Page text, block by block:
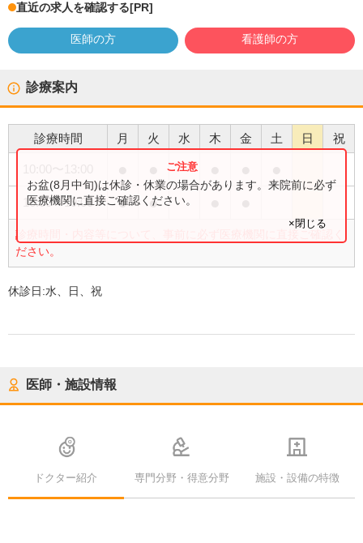
直近の求人を確認する[PR]
医師の方 看護師の方
診療案内
診療時間 月 火 水 木 金 土 日 祝
16:00〜19:00 ● ●
診療時間・内容等について、事前に必ず医療機関に直接ご確認く
ださい。
お盆(8月中旬)は休診・休業の場合があります。来院前に必ず
医療機関に直接ご確認ください。
×閉じる
休診日:水、日、祝
医師・施設情報
ドクター紹介 専門分野・得意分野 施設・設備の特徴